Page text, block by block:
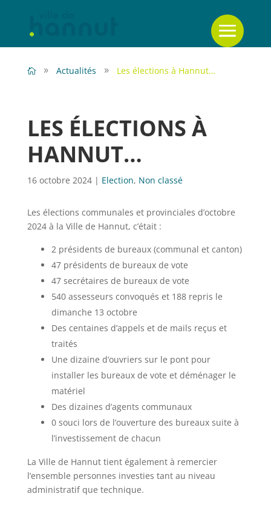
Actualités Les élections à Hannut…
LES ÉLECTIONS À
HANNUT…
16 octobre 2024| Election, Non classé
Les élections communales et provinciales d’octobre
2024 à la Ville de Hannut, c’était :
2 présidents de bureaux (communal et canton)
47 présidents de bureaux de vote
47 secrétaires de bureaux de vote
540 assesseurs convoqués et 188 repris le
dimanche 13 octobre
Des centaines d’appels et de mails reçus et
traités
Une dizaine d’ouvriers sur le pont pour
installer les bureaux de vote et déménager le
matériel
Des dizaines d’agents communaux
0 souci lors de l’ouverture des bureaux suite à
l’investissement de chacun
La Ville de Hannut tient également à remercier
l’ensemble personnes investies tant au niveau
administratif que technique.